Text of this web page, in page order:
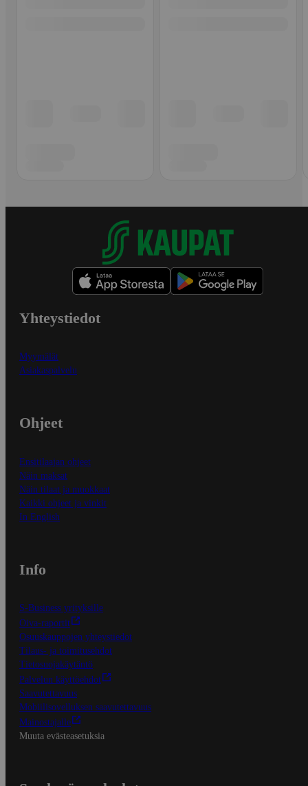
Yhteystiedot
Myymälät
Asiakaspalvelu
Ohjeet
Ensitilaajan ohjeet
Näin maksat
Näin tilaat ja muokkaat
Kaikki ohjeet ja vinkit
In English
Info
S-Business yrityksille
Oiva-raportit
Osuuskauppojen yhteystiedot
Tilaus- ja toimitusehdot
Tietosuojakäytäntö
Palvelun käyttöehdot
Saavutettavuus
Mobiilisovelluksen saavutettavuus
Mainostajalle
Muuta evästeasetuksia